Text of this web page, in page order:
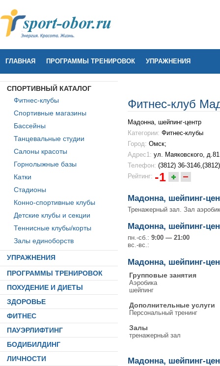
ГЛАВНАЯ ПРОГРАММЫ ТРЕНИРОВОК УПРАЖНЕНИЯ
СПОРТИВНЫЙ КАТАЛОГ
Фитнес-клубы
Спортивные магазины
Бассейны
Танцевальные студии
Салоны красоты
Горнолыжные базы
Катки
Стадионы
Конно-спортивные клубы
Детские клубы и секции
Теннисные клубы/корты
Залы единоборств
УПРАЖНЕНИЯ
ПРОГРАММЫ ТРЕНИРОВОК
ПОХУДЕНИЕ И ДИЕТЫ
ЗДОРОВЬЕ
ФИТНЕС
ПАУЭРЛИФТИНГ
БОДИБИЛДИНГ
ЛИЧНОСТИ
Фитнес-клуб
Мадонна, шейпинг-центр
Категории: Фитнес-клубы
Город: Омск;
Адрес1: ул. Маяковского,
Телефон: (3812) 36-
Рейтинг: -1
Мадонна, шейпинг-
Тренажерный зал. Зал
Мадонна, шейпинг-
пн.-сб.: 9:00 — 21:00
вс.-вс.:
Мадонна, шейпинг-
Групповые занятия
Аэробика
шейпинг
Дополнительные услуги
Персональный тренинг
Залы
тренажерный зал
Мадонна, шейпинг-